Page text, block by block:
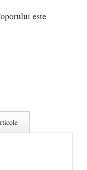
este